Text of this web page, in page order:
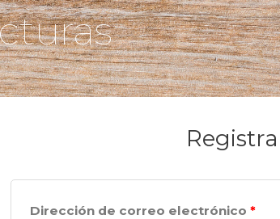
Dirección de correo electrónico *